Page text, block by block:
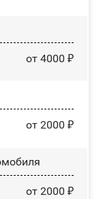
от 4000 ₽
от 2000 ₽
от 2000 ₽